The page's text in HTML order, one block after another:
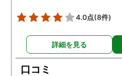
4.0点(8件)
詳細を見る
口コミ